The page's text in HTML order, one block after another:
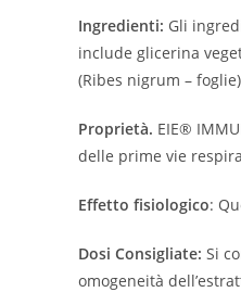
Ingredienti: Gli
include glicerina
(Ribes nigrum –
Proprietà. EIE®
delle prime vie
Effetto fisiologico:
Dosi Consigliate: Si
omogeneità